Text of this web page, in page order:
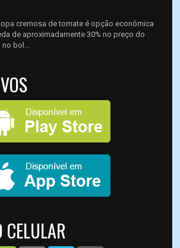
cremosa de tomate é opção econômica
de aproximadamente 30% no preço do
no bol...
CELULAR